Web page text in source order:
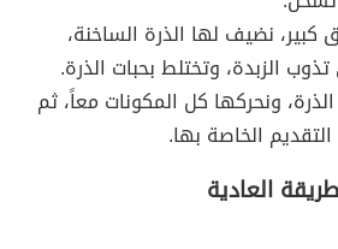
نضيف لها الذرة الساخنة،
الزبدة، وتختلط بحبات الذرة.
ونحركها كل المكونات معاً، ثم
الخاصة بها.
العادية